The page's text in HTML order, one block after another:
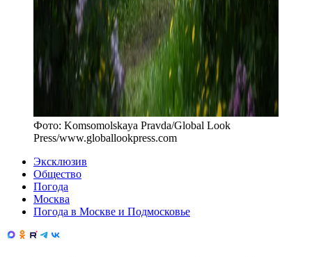
Фото: Komsomolskaya Pravda/Global Look
Press/www.globallookpress.com
Эксклюзив
Общество
Погода
Москва
Погода в Москве и Подмосковье